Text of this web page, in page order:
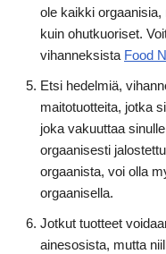
ole kaikki
kuin ohutkuoriset.
vihanneksista Food
Etsi hedelmiä,
maitotuotteita, jotka
joka vakuuttaa
orgaanisesti
orgaanista, voi olla
orgaanisella.
Jotkut tuotteet
ainesosista, mutta